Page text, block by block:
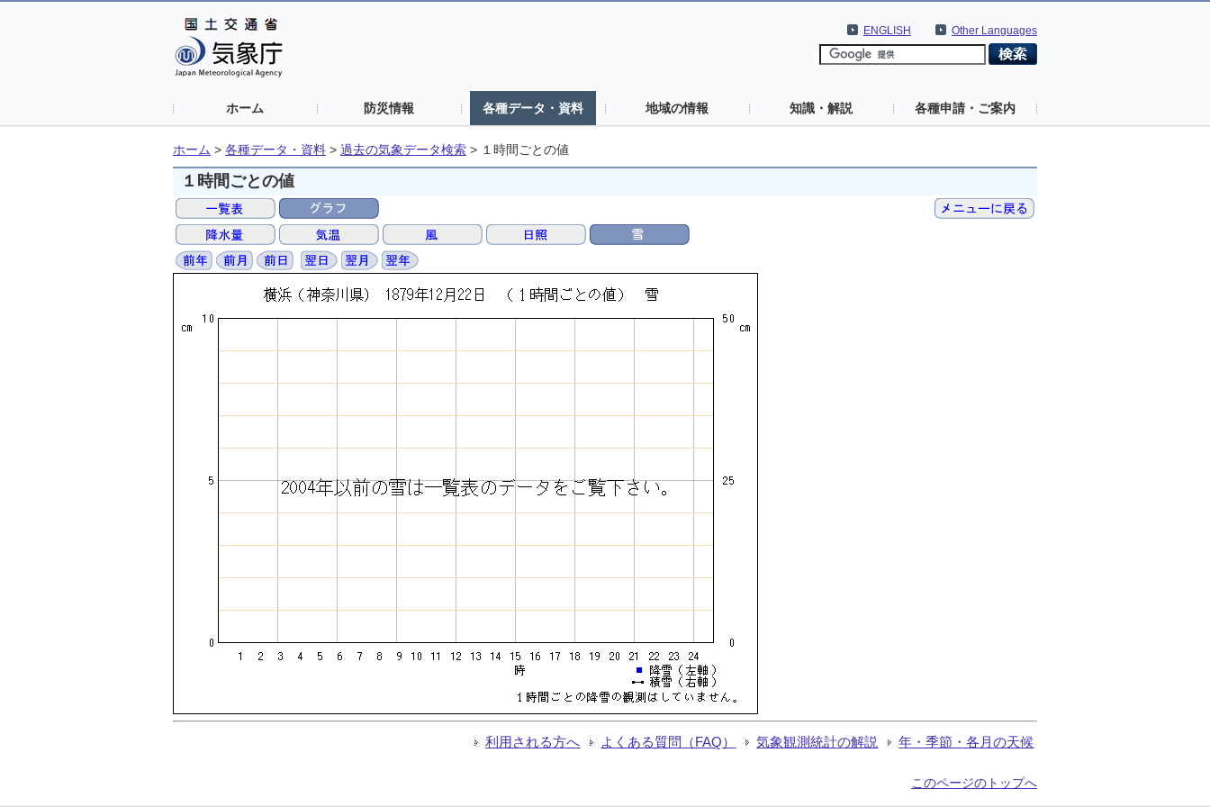
Other Languages
ENGLISH
ホーム 防災情報 各種データ・資料 地域の情報 知識・解説 各種申請・ご案内
ホーム > 各種データ・資料 > 過去の気象データ検索 > １時間ごとの値
１時間ごとの値
利用される方へ よくある質問（FAQ） 気象観測統計の解説 年・季節・各月の天候
このページのトップへ